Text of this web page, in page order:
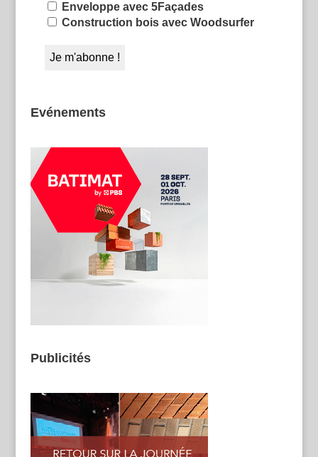
Enveloppe avec 5Façades
Construction bois avec Woodsurfer
Evénements
Publicités